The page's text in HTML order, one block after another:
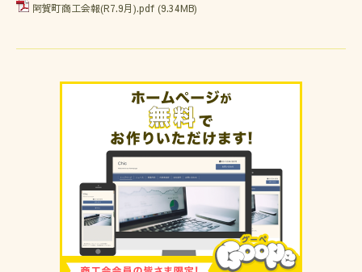
阿賀町商工会報(R7.9月).pdf (9.34MB)